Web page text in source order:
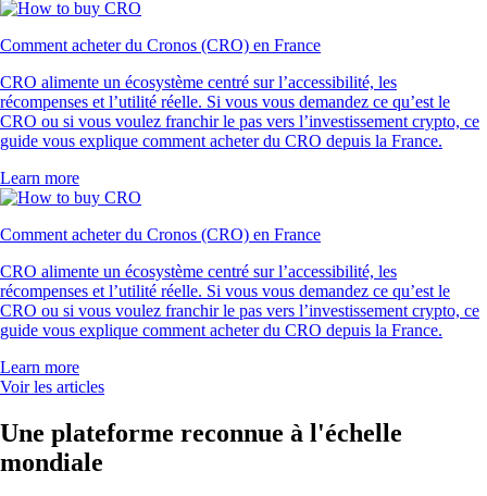
Comment acheter du Cronos (CRO) en France
CRO alimente un écosystème centré sur l’accessibilité, les
récompenses et l’utilité réelle. Si vous vous demandez ce qu’est le
CRO ou si vous voulez franchir le pas vers l’investissement crypto, ce
guide vous explique comment acheter du CRO depuis la France.
Learn more
Comment acheter du Cronos (CRO) en France
CRO alimente un écosystème centré sur l’accessibilité, les
récompenses et l’utilité réelle. Si vous vous demandez ce qu’est le
CRO ou si vous voulez franchir le pas vers l’investissement crypto, ce
guide vous explique comment acheter du CRO depuis la France.
Learn more
Voir les articles
Une plateforme reconnue à l'échelle
mondiale